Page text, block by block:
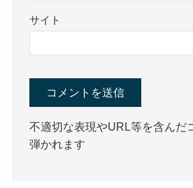
サイト
不適切な表現やURL等を含んだ
弾かれます